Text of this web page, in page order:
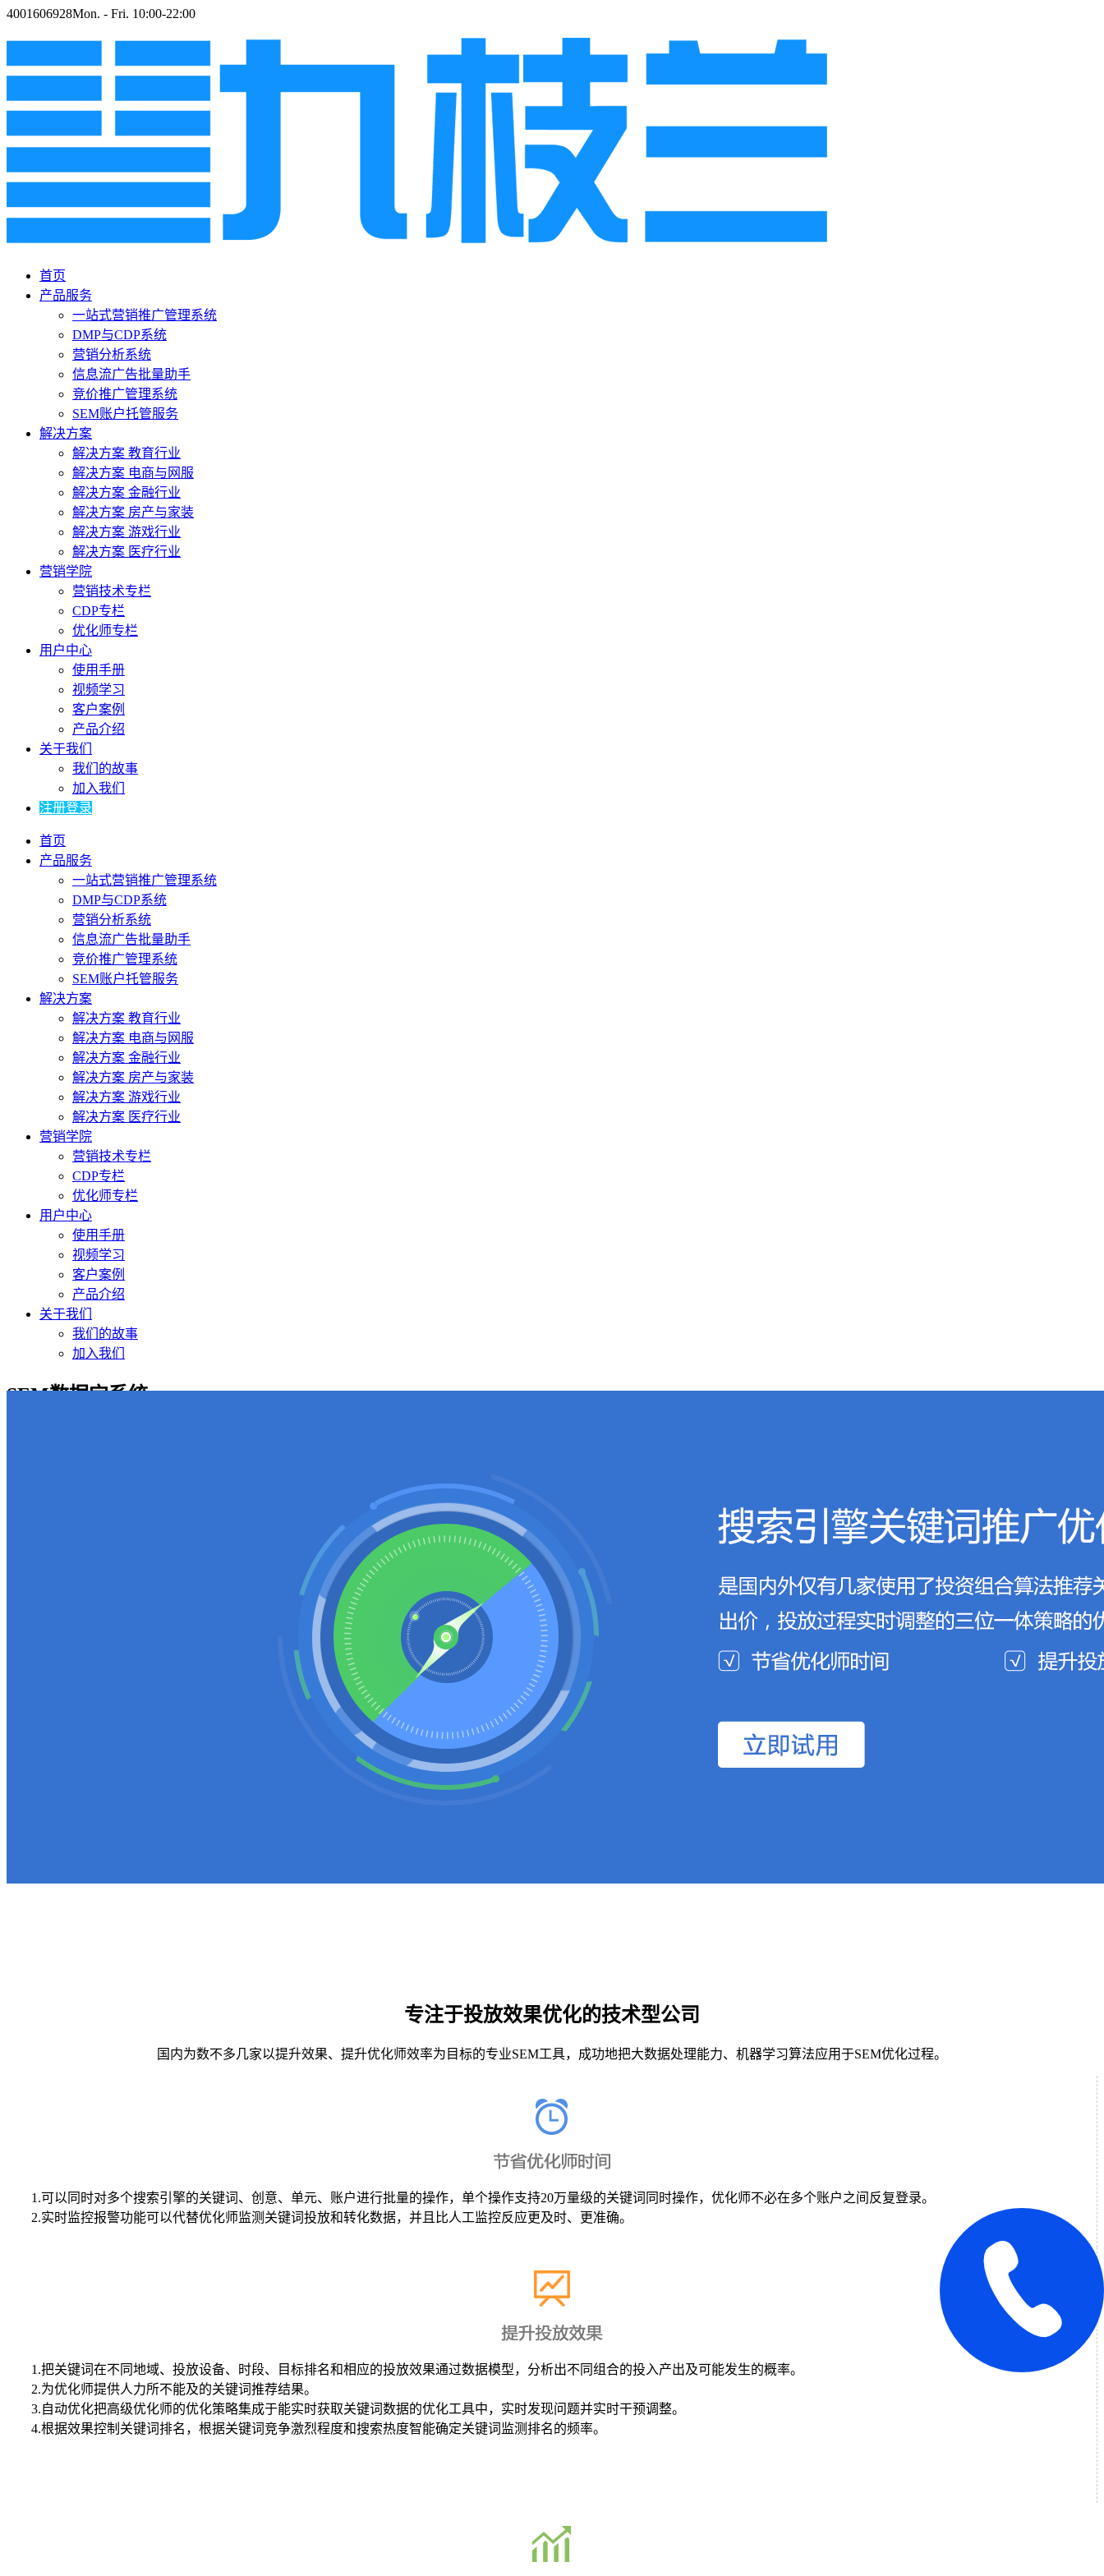
4001606928Mon. - Fri. 10:00-22:00
首页
产品服务
一站式营销推广管理系统
DMP与CDP系统
营销分析系统
信息流广告批量助手
竞价推广管理系统
SEM账户托管服务
解决方案
解决方案 教育行业
解决方案 电商与网服
解决方案 金融行业
解决方案 房产与家装
解决方案 游戏行业
解决方案 医疗行业
营销学院
营销技术专栏
CDP专栏
优化师专栏
用户中心
使用手册
视频学习
客户案例
产品介绍
关于我们
我们的故事
加入我们
注册登录
首页
产品服务
一站式营销推广管理系统
DMP与CDP系统
营销分析系统
信息流广告批量助手
竞价推广管理系统
SEM账户托管服务
解决方案
解决方案 教育行业
解决方案 电商与网服
解决方案 金融行业
解决方案 房产与家装
解决方案 游戏行业
解决方案 医疗行业
营销学院
营销技术专栏
CDP专栏
优化师专栏
用户中心
使用手册
视频学习
客户案例
产品介绍
关于我们
我们的故事
加入我们
SEM数据宝系统
专注于投放效果优化的技术型公司
国内为数不多几家以提升效果、提升优化师效率为目标的专业SEM工具，成功地把大数据处理能力、机器学习算法应用于SEM优化过程。
1.可以同时对多个搜索引擎的关键词、创意、单元、账户进行批量的操作，单个操作支持20万量级的关键词同时操作，优化师不必在多个账户之间反复登录。
2.实时监控报警功能可以代替优化师监测关键词投放和转化数据，并且比人工监控反应更及时、更准确。
1.把关键词在不同地域、投放设备、时段、目标排名和相应的投放效果通过数据模型，分析出不同组合的投入产出及可能发生的概率。
2.为优化师提供人力所不能及的关键词推荐结果。
3.自动优化把高级优化师的优化策略集成于能实时获取关键词数据的优化工具中，实时发现问题并实时干预调整。
4.根据效果控制关键词排名，根据关键词竞争激烈程度和搜索热度智能确定关键词监测排名的频率。